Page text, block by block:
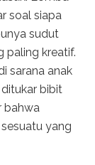
soal siapa
sudut
paling kreatif.
sarana anak
bibit
bahwa
yang